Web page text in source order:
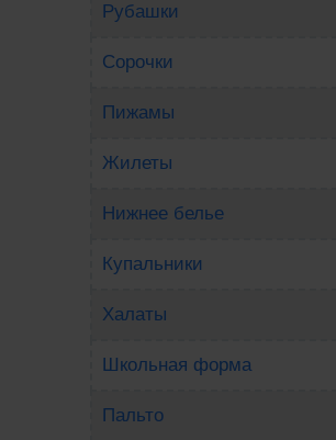
Рубашки
Сорочки
Пижамы
Жилеты
Нижнее белье
Купальники
Халаты
Школьная форма
Пальто